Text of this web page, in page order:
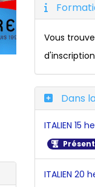
Vous
Dans
ITALIEN 15
ITALIEN 20